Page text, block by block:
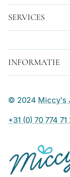
SERVICES
INFORMATIE
© 2024 Miccy's
+31 (0) 70 774 71